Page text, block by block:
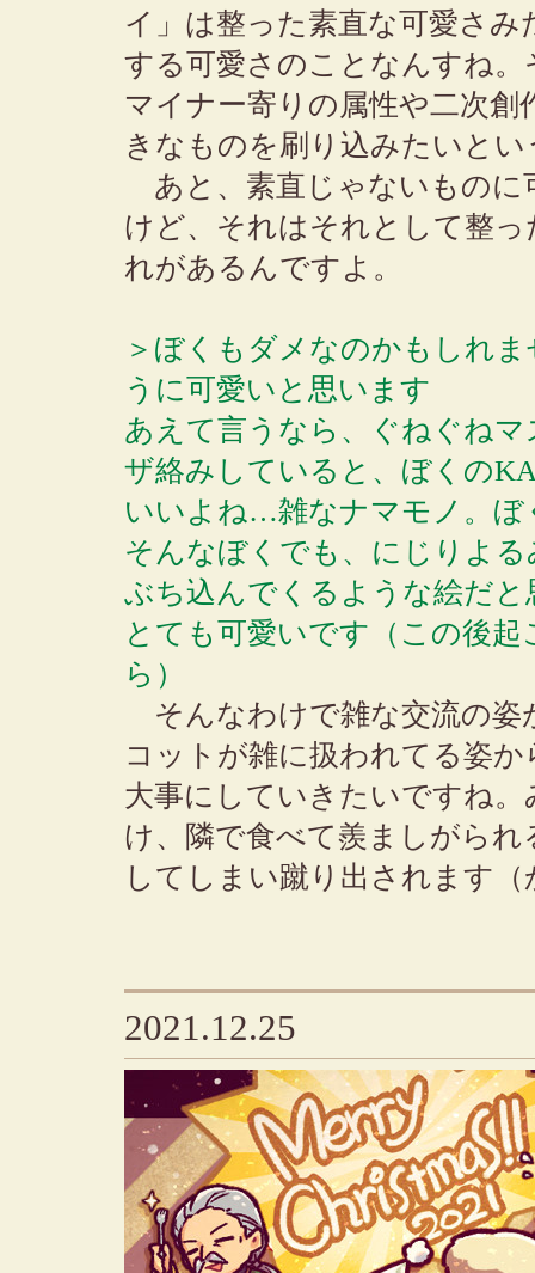
イ」は整った素直な可愛さ
する可愛さのことなんすね
マイナー寄りの属性や二次
きなものを刷り込みたいと
あと、素直じゃないものに
けど、それはそれとして整
れがあるんですよ。
＞ぼくもダメなのかもしれ
うに可愛いと思います
あえて言うなら、ぐねぐね
ザ絡みしていると、ぼくの
いいよね…雑なナマモノ。ぼ
そんなぼくでも、にじりよ
ぶち込んでくるような絵だと
とても可愛いです（この後
ら）
そんなわけで雑な交流の姿
コットが雑に扱われてる姿
大事にしていきたいですね
け、隣で食べて羨ましがら
してしまい蹴り出されます
2021.12.25